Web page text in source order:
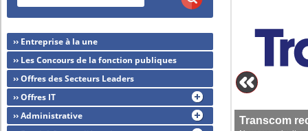
Transcom
›› Entreprise à la une
›› Les Concours de la fonction publiques
›› Offres des Secteurs Leaders
›› Offres IT
›› Administrative